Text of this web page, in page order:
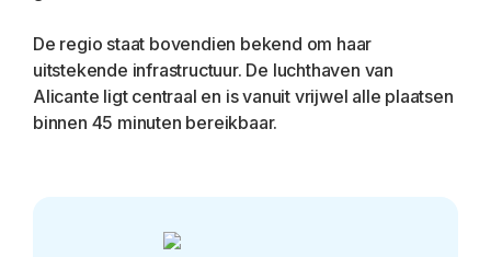
De regio staat bovendien bekend om haar
uitstekende infrastructuur. De luchthaven van
Alicante ligt centraal en is vanuit vrijwel alle plaatsen
binnen 45 minuten bereikbaar.